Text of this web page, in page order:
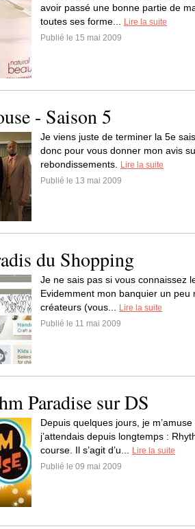
avoir passé une bonne partie de
toutes ses forme...
Lire la suite
Publié le 15 mai 2009
- Saison 5
Je viens juste de terminer la 5e
donc pour vous donner mon avis
rebondissements.
Lire la suite
Publié le 13 mai 2009
du Shopping
Je ne sais pas si vous connaissez
Evidemment mon banquier un
créateurs (vous...
Lire la suite
Publié le 11 mai 2009
Paradise sur DS
Depuis quelques jours, je
j’attendais depuis longtemps :
course. Il s’agit d’u...
Lire la suite
Publié le 09 mai 2009